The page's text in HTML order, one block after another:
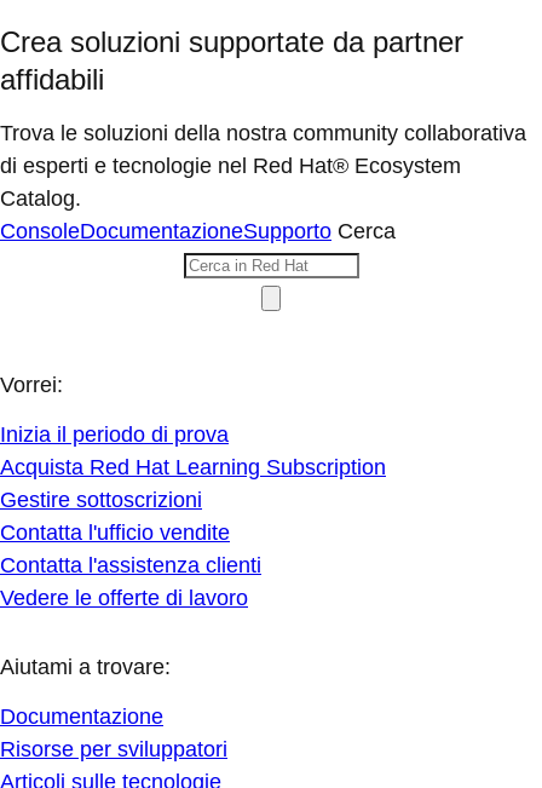
Crea soluzioni supportate da partner
affidabili
Trova le soluzioni della nostra community collaborativa
di esperti e tecnologie nel Red Hat® Ecosystem
Catalog.
ConsoleDocumentazioneSupporto Cerca
Vorrei:
Inizia il periodo di prova
Acquista Red Hat Learning Subscription
Gestire sottoscrizioni
Contatta l'ufficio vendite
Contatta l'assistenza clienti
Vedere le offerte di lavoro
Aiutami a trovare:
Documentazione
Risorse per sviluppatori
Articoli sulle tecnologie